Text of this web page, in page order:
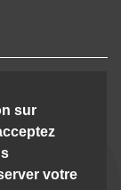
sur
votre